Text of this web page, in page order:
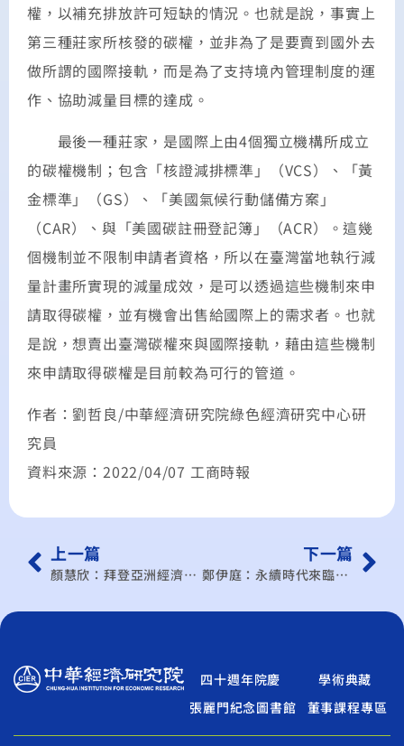
權，以補充排放許可短缺的情況。也就是說，事實上
第三種莊家所核發的碳權，並非為了是要賣到國外去
做所謂的國際接軌，而是為了支持境內管理制度的運
作、協助減量目標的達成。
最後一種莊家，是國際上由4個獨立機構所成立
的碳權機制；包含「核證減排標準」（VCS）、「黃
金標準」（GS）、「美國氣候行動儲備方案」
（CAR）、與「美國碳註冊登記簿」（ACR）。這幾
個機制並不限制申請者資格，所以在臺灣當地執行減
量計畫所實現的減量成效，是可以透過這些機制來申
請取得碳權，並有機會出售給國際上的需求者。也就
是說，想賣出臺灣碳權來與國際接軌，藉由這些機制
來申請取得碳權是目前較為可行的管道。
作者：劉哲良/中華經濟研究院綠色經濟研究中心研
究員
資料來源：2022/04/07 工商時報
上一篇
顏慧欣：拜登亞洲經濟戰略–「印太經濟架構」之可能架構與走向
下一篇
鄭伊庭：永續時代來臨：電商平台的低碳轉型之道
四十週年院慶
學術典藏
張麗門紀念圖書館
董事課程專區